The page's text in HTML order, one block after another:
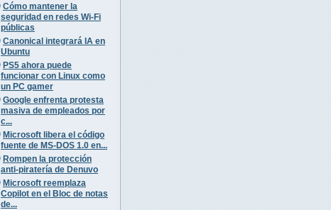
Cómo mantener la
seguridad en redes Wi-Fi
públicas
Canonical integrará IA en
Ubuntu
PS5 ahora puede
funcionar con Linux como
un PC gamer
Google enfrenta protesta
masiva de empleados por
c...
Microsoft libera el código
fuente de MS-DOS 1.0 en...
Rompen la protección
anti-piratería de Denuvo
Microsoft reemplaza
Copilot en el Bloc de notas
de...